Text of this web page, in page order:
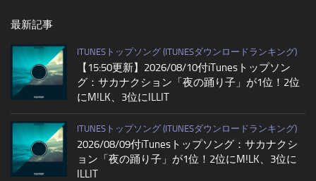
最新記事
ITUNESトップソング (ITUNESダウンロードランキング)
【15:50更新】2026/08/10付iTunesトップソン
グ：サカナクション「夜の踊り子」が1位！2位
にM!LK、3位にILLIT
ITUNESトップソング (ITUNESダウンロードランキング)
2026/08/09付iTunesトップソング：サカナクシ
ョン「夜の踊り子」が1位！2位にM!LK、3位に
ILLIT